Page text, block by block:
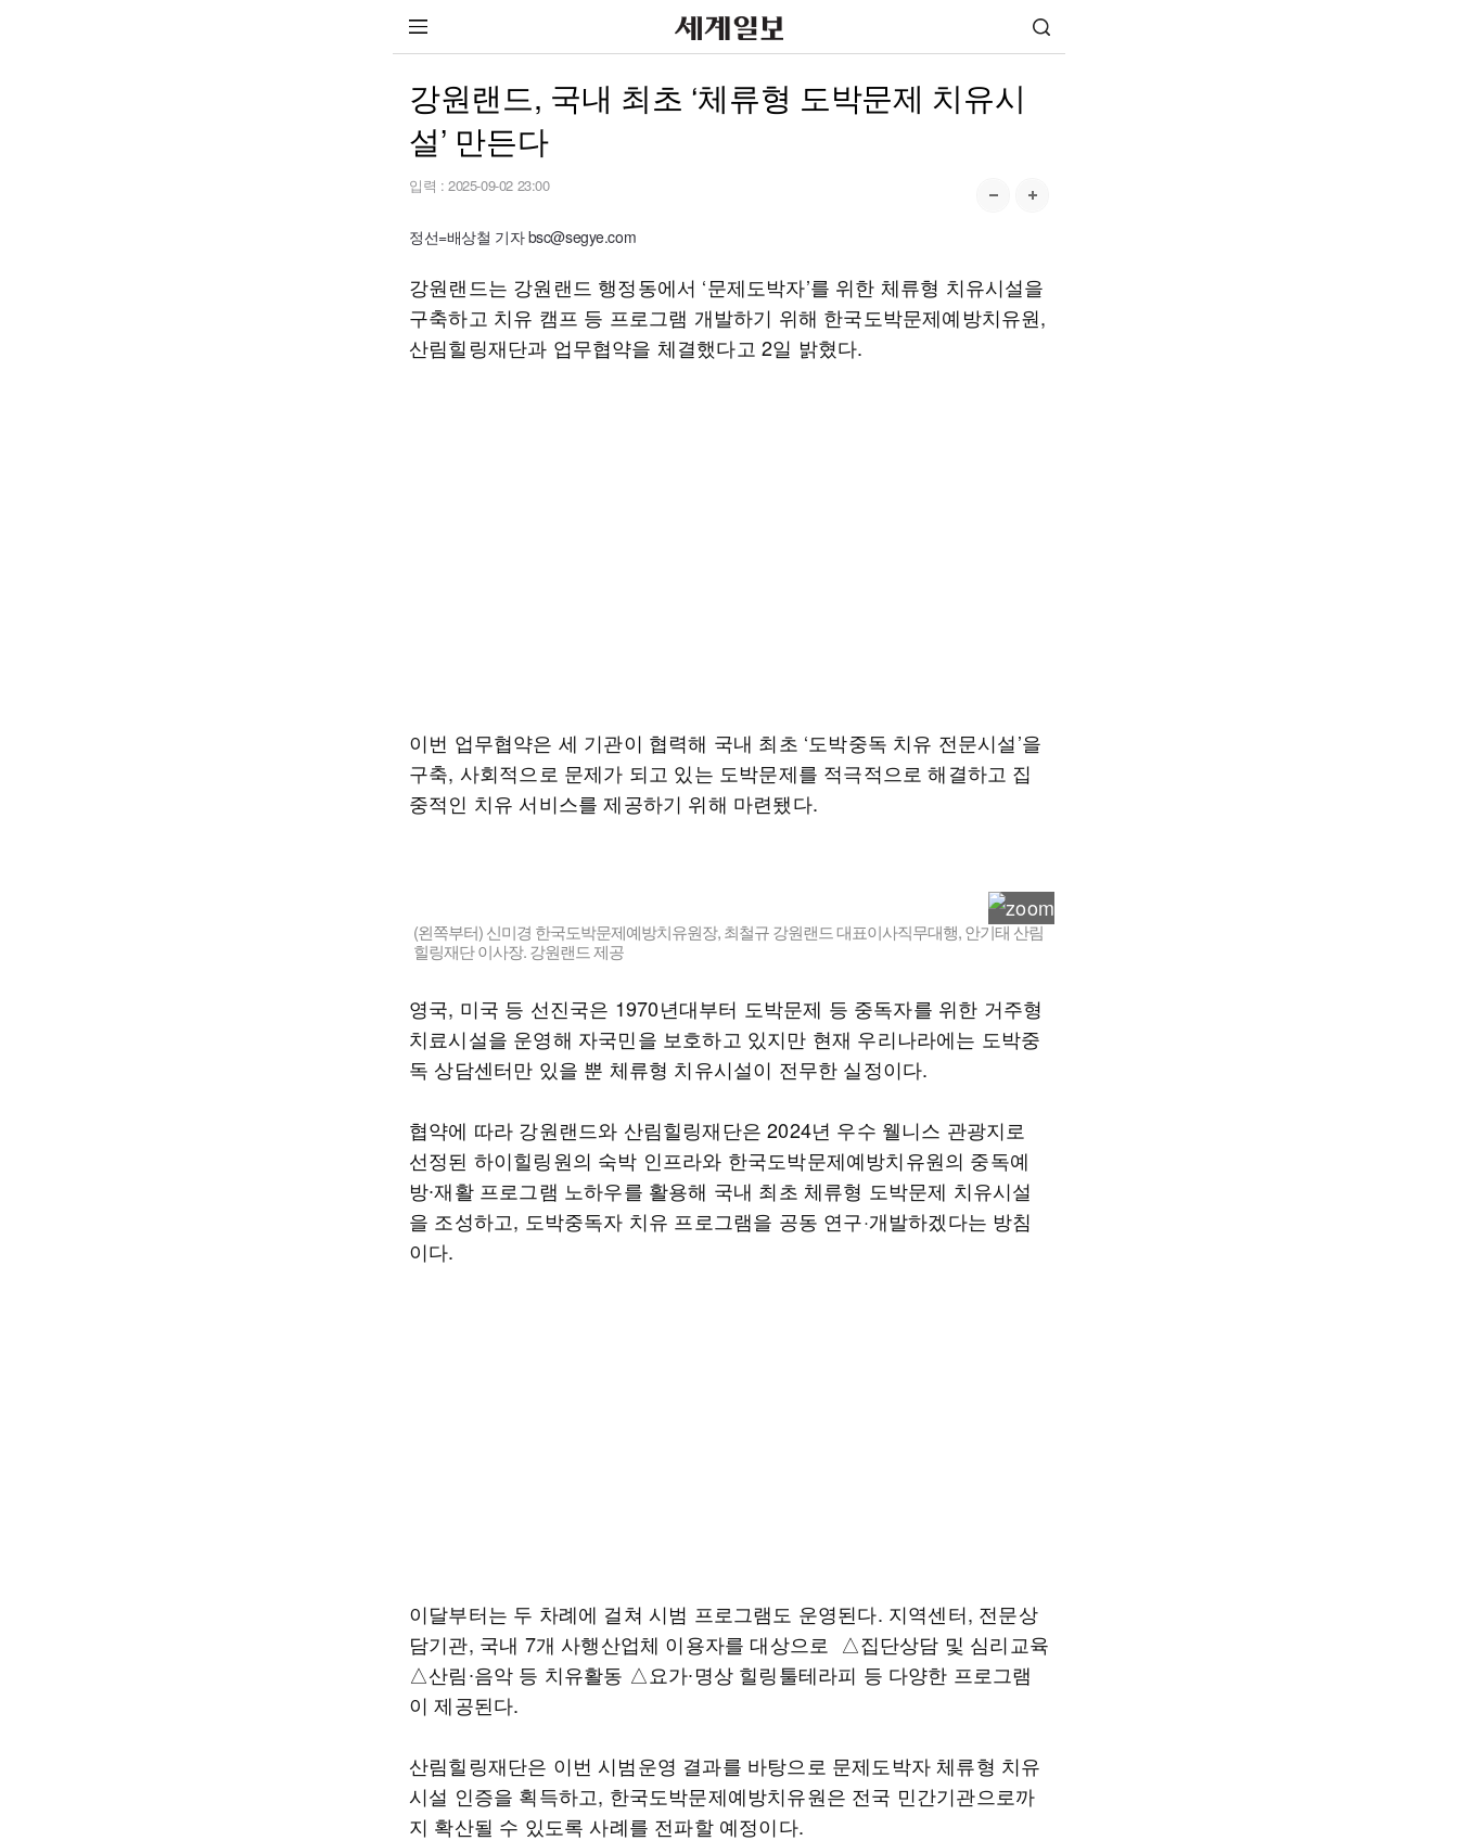
강원랜드, 국내 최초 ‘체류형 도박문제 치유시
설’ 만든다
입력 : 2025-09-02 23:00
정선=배상철 기자 bsc@segye.com
강원랜드는 강원랜드 행정동에서 ‘문제도박자’를 위한 체류형 치유시설을
구축하고 치유 캠프 등 프로그램 개발하기 위해 한국도박문제예방치유원,
산림힐링재단과 업무협약을 체결했다고 2일 밝혔다.
이번 업무협약은 세 기관이 협력해 국내 최초 ‘도박중독 치유 전문시설’을
구축, 사회적으로 문제가 되고 있는 도박문제를 적극적으로 해결하고 집
중적인 치유 서비스를 제공하기 위해 마련됐다.
(왼쪽부터) 신미경 한국도박문제예방치유원장, 최철규 강원랜드 대표이사직무대행, 안기태 산림
힐링재단 이사장. 강원랜드 제공
영국, 미국 등 선진국은 1970년대부터 도박문제 등 중독자를 위한 거주형
치료시설을 운영해 자국민을 보호하고 있지만 현재 우리나라에는 도박중
독 상담센터만 있을 뿐 체류형 치유시설이 전무한 실정이다.
협약에 따라 강원랜드와 산림힐링재단은 2024년 우수 웰니스 관광지로
선정된 하이힐링원의 숙박 인프라와 한국도박문제예방치유원의 중독예
방∙재활 프로그램 노하우를 활용해 국내 최초 체류형 도박문제 치유시설
을 조성하고, 도박중독자 치유 프로그램을 공동 연구·개발하겠다는 방침
이다.
이달부터는 두 차례에 걸쳐 시범 프로그램도 운영된다. 지역센터, 전문상
담기관, 국내 7개 사행산업체 이용자를 대상으로 △집단상담 및 심리교육
△산림∙음악 등 치유활동 △요가∙명상 힐링툴테라피 등 다양한 프로그램
이 제공된다.
산림힐링재단은 이번 시범운영 결과를 바탕으로 문제도박자 체류형 치유
시설 인증을 획득하고, 한국도박문제예방치유원은 전국 민간기관으로까
지 확산될 수 있도록 사례를 전파할 예정이다.